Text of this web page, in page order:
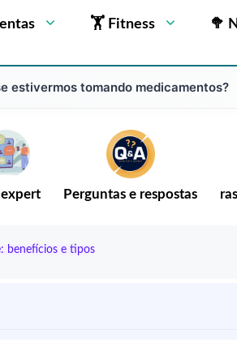
🏋 Fitness 🥦
estivermos tomando medicamentos?
Perguntas e respostas
benefícios e tipos